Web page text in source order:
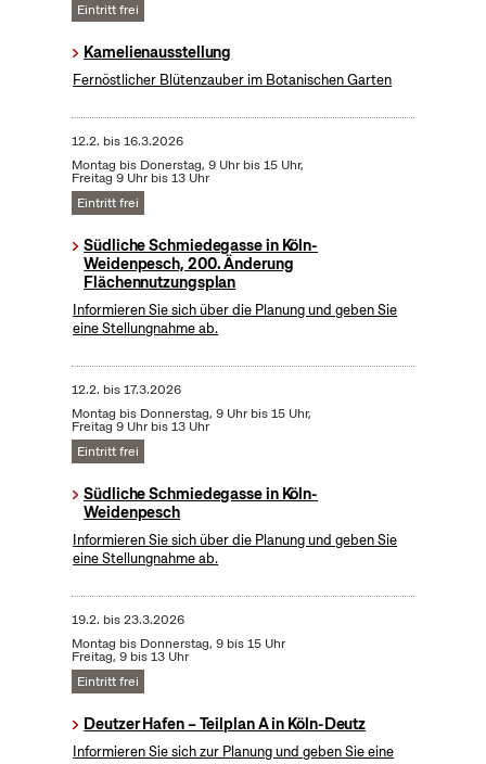
Eintritt frei
Kamelienausstellung
Fernöstlicher Blütenzauber im Botanischen Garten
12.2. bis16.3.2026
Montag bis Donerstag, 9 Uhr bis 15 Uhr,
Freitag 9 Uhr bis 13 Uhr
Eintritt frei
Südliche Schmiedegasse in Köln-
Weidenpesch, 200. Änderung
Flächennutzungsplan
Informieren Sie sich über die Planung und geben Sie
eine Stellungnahme ab.
12.2. bis17.3.2026
Montag bis Donnerstag, 9 Uhr bis 15 Uhr,
Freitag 9 Uhr bis 13 Uhr
Eintritt frei
Südliche Schmiedegasse in Köln-
Weidenpesch
Informieren Sie sich über die Planung und geben Sie
eine Stellungnahme ab.
19.2. bis23.3.2026
Montag bis Donnerstag, 9 bis 15 Uhr
Freitag, 9 bis 13 Uhr
Eintritt frei
Deutzer Hafen – Teilplan A in Köln-Deutz
Informieren Sie sich zur Planung und geben Sie eine